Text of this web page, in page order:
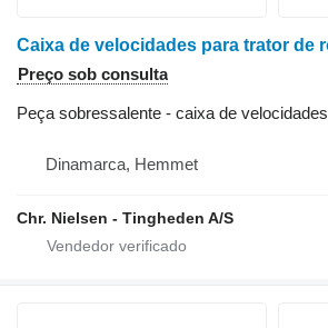
Preço sob consulta
Peça sobressalente - caixa de velocidades
Dinamarca, Hemmet
Chr. Nielsen - Tingheden A/S